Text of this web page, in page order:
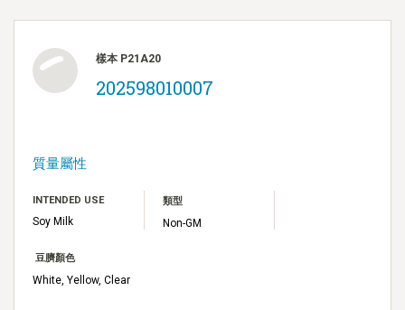
樣本 P21A20
202598010007
質量屬性
INTENDED USE
Soy Milk
類型
Non-GM
豆臍顏色
White, Yellow, Clear